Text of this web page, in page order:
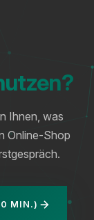
Ihnen, was
Online-Shop
MIN.)